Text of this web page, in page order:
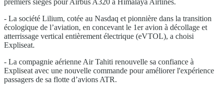
- La société Lilium, cotée au Nasdaq et pionnière dans la transition
écologique de l’aviation, en concevant le 1er avion à décollage et
atterrissage vertical entièrement électrique (eVTOL), a choisi
Expliseat.
- La compagnie aérienne Air Tahiti renouvelle sa confiance à
Expliseat avec une nouvelle commande pour améliorer l'expérience
passagers de sa flotte d’avions ATR.